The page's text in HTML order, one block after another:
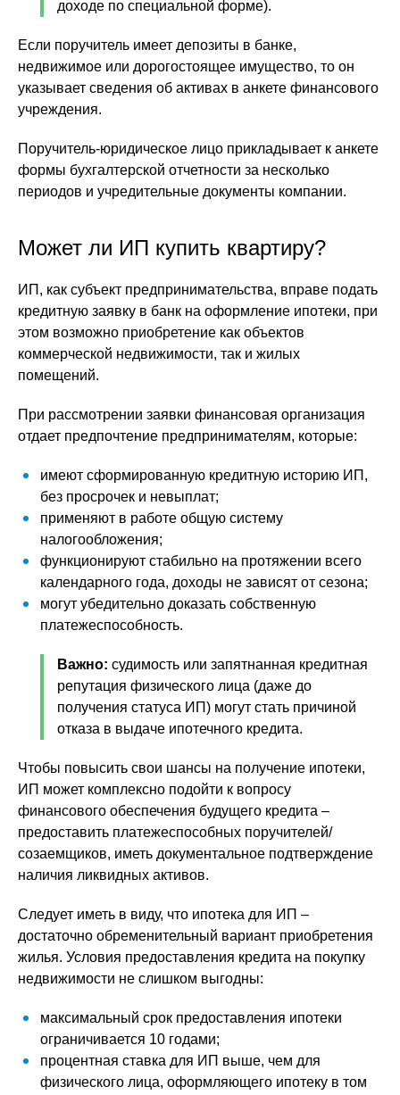
доходе по специальной форме).
Если поручитель имеет депозиты в банке,
недвижимое или дорогостоящее имущество, то он
указывает сведения об активах в анкете финансового
учреждения.
Поручитель-юридическое лицо прикладывает к анкете
формы бухгалтерской отчетности за несколько
периодов и учредительные документы компании.
Может ли ИП купить квартиру?
ИП, как субъект предпринимательства, вправе подать
кредитную заявку в банк на оформление ипотеки, при
этом возможно приобретение как объектов
коммерческой недвижимости, так и жилых
помещений.
При рассмотрении заявки финансовая организация
отдает предпочтение предпринимателям, которые:
имеют сформированную кредитную историю ИП,
без просрочек и невыплат;
применяют в работе общую систему
налогообложения;
функционируют стабильно на протяжении всего
календарного года, доходы не зависят от сезона;
могут убедительно доказать собственную
платежеспособность.
Важно: судимость или запятнанная кредитная
репутация физического лица (даже до
получения статуса ИП) могут стать причиной
отказа в выдаче ипотечного кредита.
Чтобы повысить свои шансы на получение ипотеки,
ИП может комплексно подойти к вопросу
финансового обеспечения будущего кредита –
предоставить платежеспособных поручителей/
созаемщиков, иметь документальное подтверждение
наличия ликвидных активов.
Следует иметь в виду, что ипотека для ИП –
достаточно обременительный вариант приобретения
жилья. Условия предоставления кредита на покупку
недвижимости не слишком выгодны:
максимальный срок предоставления ипотеки
ограничивается 10 годами;
процентная ставка для ИП выше, чем для
физического лица, оформляющего ипотеку в том